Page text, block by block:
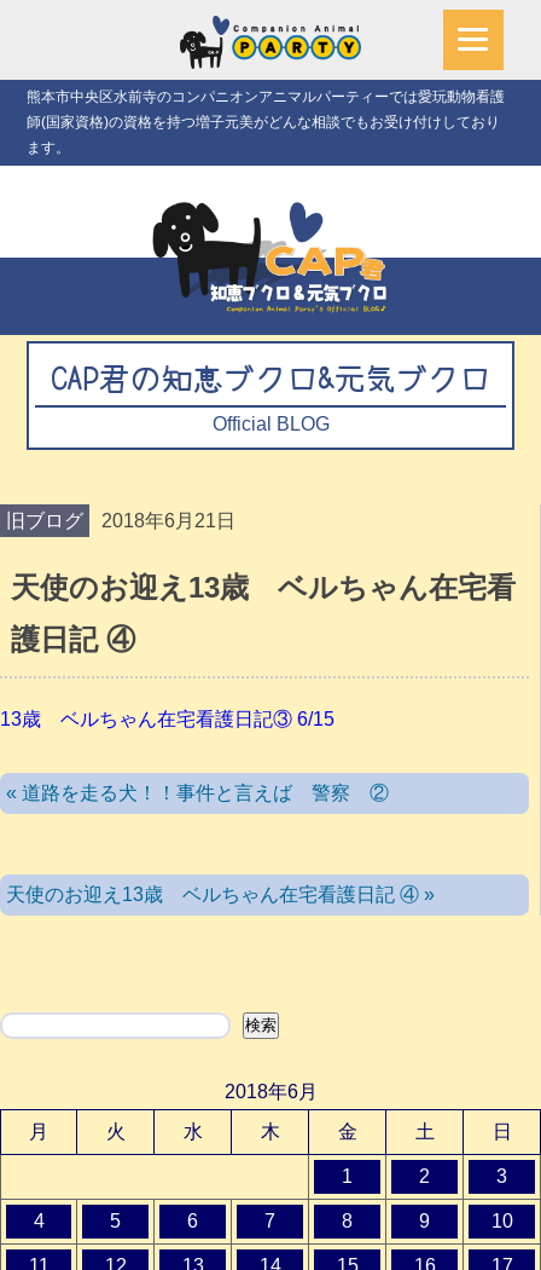
熊本市中央区水前寺のコンパニオンアニマルパーティーでは愛玩動物看護
師(国家資格)の資格を持つ増子元美がどんな相談でもお受け付けしており
ます。
CAP君の知恵ブクロ&元気ブクロ
Official BLOG
旧ブログ 2018年6月21日
天使のお迎え13歳 ベルちゃん在宅看
護日記 ④
13歳 ベルちゃん在宅看護日記③ 6/15
« 道路を走る犬！！事件と言えば 警察 ②
天使のお迎え13歳 ベルちゃん在宅看護日記 ④ »
検索 検索
2018年6月
月
火 水 木 金 土 日
1 2 3
4 5 6 7 8 9 10
11 12 13 14 15 16 17